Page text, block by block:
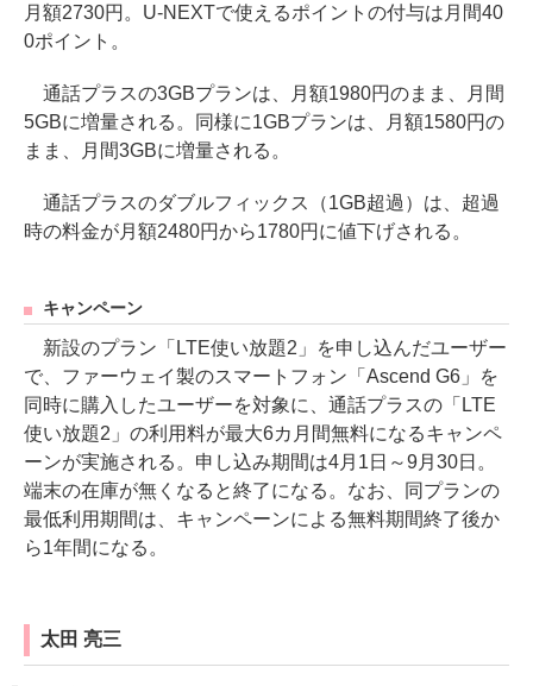
月額2730円。U-NEXTで使えるポイントの付与は月間40
0ポイント。
通話プラスの3GBプランは、月額1980円のまま、月間
5GBに増量される。同様に1GBプランは、月額1580円の
まま、月間3GBに増量される。
通話プラスのダブルフィックス（1GB超過）は、超過
時の料金が月額2480円から1780円に値下げされる。
キャンペーン
新設のプラン「LTE使い放題2」を申し込んだユーザー
で、ファーウェイ製のスマートフォン「Ascend G6」を
同時に購入したユーザーを対象に、通話プラスの「LTE
使い放題2」の利用料が最大6カ月間無料になるキャンペ
ーンが実施される。申し込み期間は4月1日～9月30日。
端末の在庫が無くなると終了になる。なお、同プランの
最低利用期間は、キャンペーンによる無料期間終了後か
ら1年間になる。
太田 亮三